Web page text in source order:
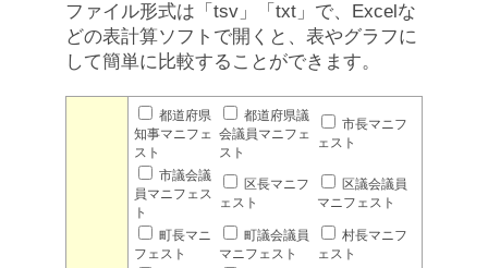
ファイル形式は「tsv」「txt」で、Excelな
どの表計算ソフトで開くと、表やグラフに
して簡単に比較することができます。
都道府県
知事マニフェ
スト
都道府県議
会議員マニフェ
スト
市長マニフ
ェスト
市議会議
員マニフェス
ト
区長マニフ
ェスト
区議会議員
マニフェスト
町長マニ
フェスト
町議会議員
マニフェスト
村長マニフ
ェスト